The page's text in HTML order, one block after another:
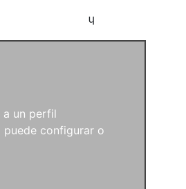
a un perfil
puede configurar o
h